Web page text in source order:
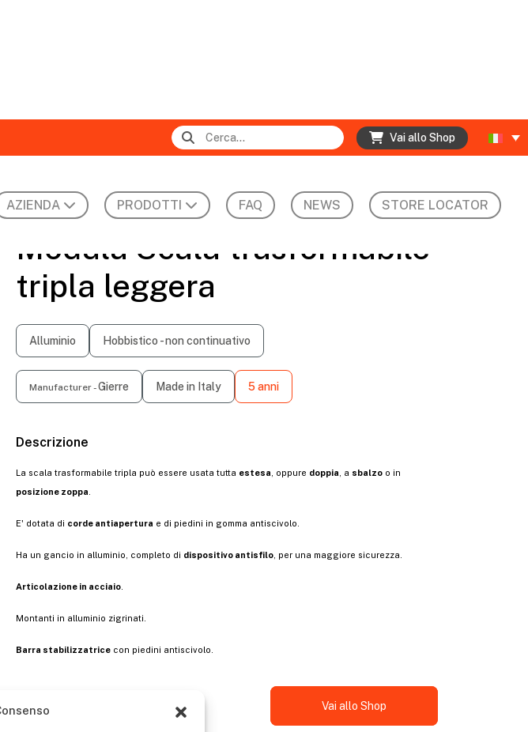
tecnologie come i cookie per
il comportamento di navigazione o
il consenso può influire
Modula Scala trasformabile
tripla leggera
Alluminio Hobbistico - non continuativo
Manufacturer -Gierre Made in Italy 5 anni
Descrizione
La scala trasformabile tripla può essere usata tutta estesa , oppure doppia , a sbalzo o in
posizione zoppa
E' dotata di corde antiapertura e di piedini in gomma antiscivolo.
Ha un gancio in alluminio, completo di dispositivo antisfilo , per una maggiore sicurezza.
Articolazione in acciaio
Montanti in alluminio zigrinati.
Barra stabilizzatrice con piedini antiscivolo.
Vai allo Shop